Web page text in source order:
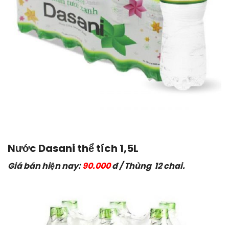
Nước Dasani thể tích 1,5L
Giá bán hiện nay:90.000đ / Thùng 12 chai.